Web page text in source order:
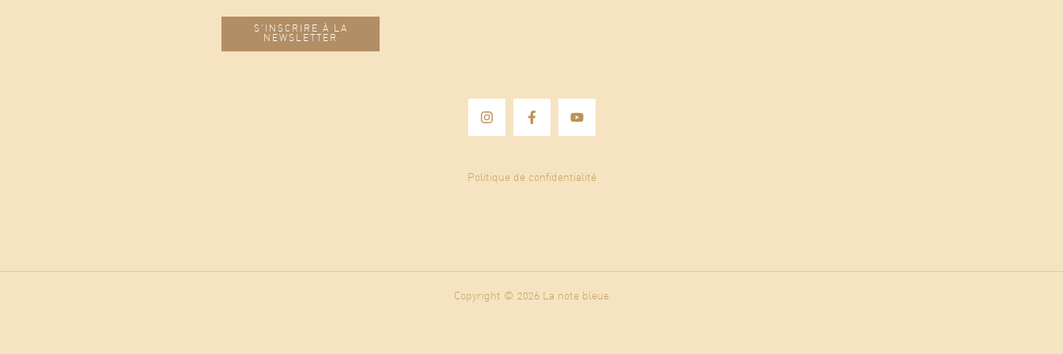
Politique de confidentialité
Copyright © 2026 La note bleue